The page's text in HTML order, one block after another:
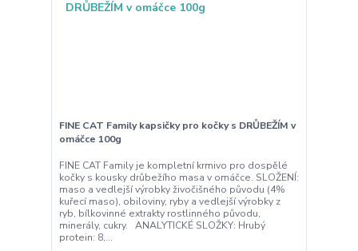
FINE CAT Family kapsičky pro kočky s DRŮBEŽÍM v
omáčce 100g
FINE CAT Family je kompletní krmivo pro dospělé
kočky s kousky drůbežího masa v omáčce. SLOŽENÍ:
maso a vedlejší výrobky živočišného původu (4%
kuřecí maso), obiloviny, ryby a vedlejší výrobky z
ryb, bílkovinné extrakty rostlinného původu,
minerály, cukry. ANALYTICKÉ SLOŽKY: Hrubý
protein: 8,...